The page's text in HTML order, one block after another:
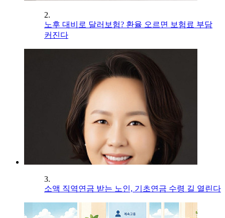
2.
노후 대비로 달러보험? 환율 오르면 보험료 부담
커진다
3.
소액 직역연금 받는 노인, 기초연금 수령 길 열린다